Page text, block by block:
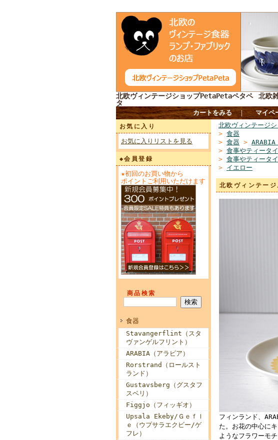
北欧ヴィンテージショップPetaPetaペタペ
タ
北欧
カートをみる ｜ マイペ
お気に入り
お気に入りリストを見る
◆会員登録
★初回のお買い物から
ポイントご利用いただけます
商品検索
食器
Stavangerflint（スタ
ヴァンゲルフリント）
ARABIA（アラビア）
Rorstrand（ロールスト
ランド）
Gustavsberg（グスタフ
スベリ）
Figgjo（フィッギオ）
Upsala Ekeby/Ｇｅｆｌ
ｅ（ウプサラエクビー/ゲ
フレ）
北欧ヴィンテージ
> 食器
> 食器 > ARABIA
> 食事やティータ
> 食事やティータ
> イエロー
北欧ヴィンテー
フィンランド、
た。お花の中心に
ようなフラワーモ